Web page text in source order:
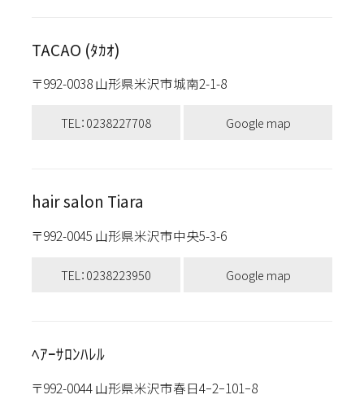
TACAO (ﾀｶｵ)
〒992-0038 山形県米沢市城南2-1-8
TEL：0238227708 Google map
hair salon Tiara
〒992-0045 山形県米沢市中央5-3-6
TEL：0238223950 Google map
ﾍｱｰｻﾛﾝﾊﾚﾙ
〒992-0044 山形県米沢市春日4ｰ2ｰ101ｰ8